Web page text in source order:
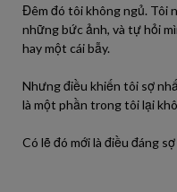
Đêm đó tôi không ngủ. Tôi
những bức ảnh, và tự hỏi
hay một cái bẫy.
Nhưng điều khiến tôi sợ
là một phần trong tôi lại
Có lẽ đó mới là điều đáng